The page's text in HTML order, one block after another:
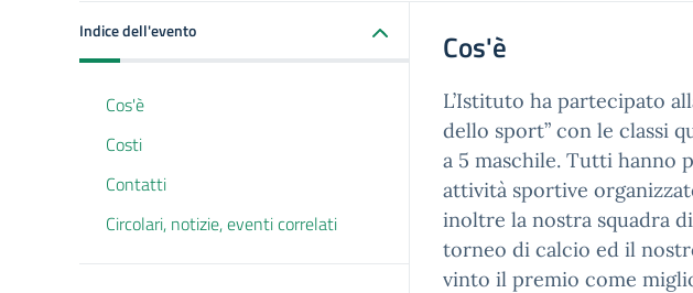
Indice dell'evento
Cos'è
Costi
Contatti
Circolari, notizie, eventi correlati
Cos'è
L’Istituto ha partecipato
dello sport” con le classi
a 5 maschile. Tutti hanno
attività sportive
inoltre la nostra squadra
torneo di calcio ed il
vinto il premio come